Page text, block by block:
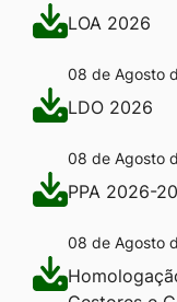
LOA 2026
08 de Agosto
LDO 2026
08 de Agosto
PPA 2026-
08 de Agosto